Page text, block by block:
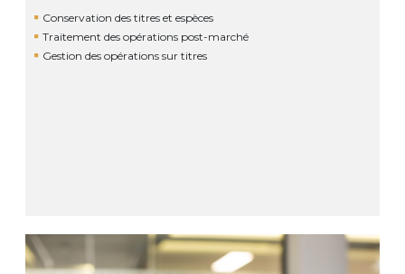
Conservation des titres et espèces
Traitement des opérations post-marché
Gestion des opérations sur titres